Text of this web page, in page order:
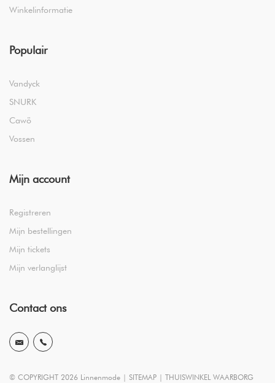
Winkelinformatie
Populair
Vandyck
SNURK
Cawö
Vossen
Mijn account
Registreren
Mijn bestellingen
Mijn tickets
Mijn verlanglijst
Contact ons
© COPYRIGHT 2026 Linnenmode | SITEMAP | THUISWINKEL WAARBORG